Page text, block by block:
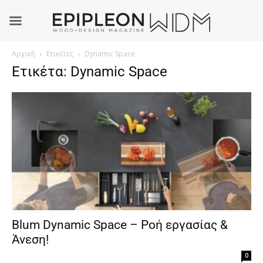
Αρχική Ετικέτες Dynamic Space
Ετικέτα: Dynamic Space
Blum Dynamic Space – Ροή εργασίας &
Άνεση!
0